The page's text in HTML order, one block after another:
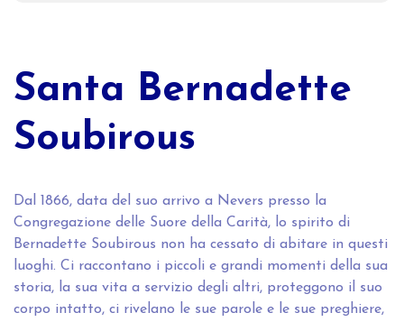
Santa Bernadette
Soubirous
Dal 1866, data del suo arrivo a Nevers presso la
Congregazione delle Suore della Carità, lo spirito di
Bernadette Soubirous non ha cessato di abitare in questi
luoghi. Ci raccontano i piccoli e grandi momenti della sua
storia, la sua vita a servizio degli altri, proteggono il suo
corpo intatto, ci rivelano le sue parole e le sue preghiere,